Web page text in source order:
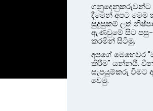
ගනුදෙනුකරුවන්ට
දීමෙන් අපට මෙම
සුදුසුකම් ලත්
ඇණවුමේ සිට පසු-
කරමින් සිටිමු.
අපගේ මෙහෙවර
කිරීම" යන්නයි.
සැපයුම්කරු වීමට
වෙමු.